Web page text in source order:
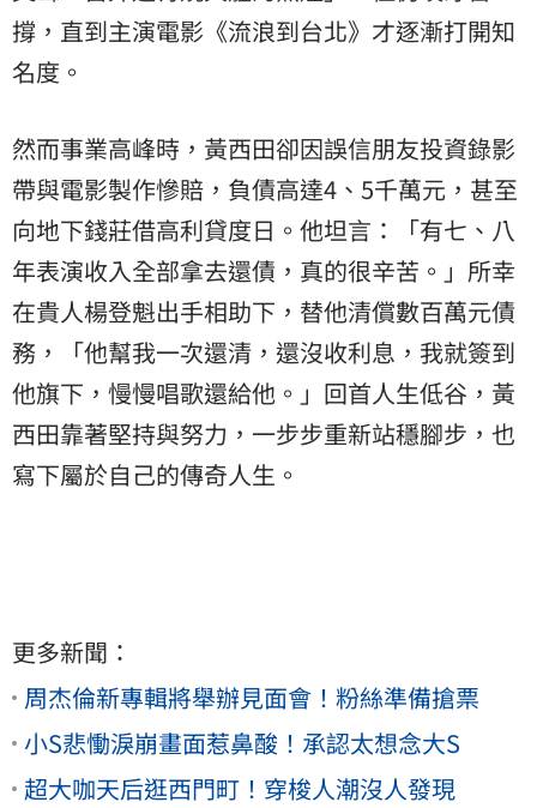
撐，直到主演電影《流浪到台北》才逐漸打開知
名度。
然而事業高峰時，黃西田卻因誤信朋友投資錄影
帶與電影製作慘賠，負債高達4、5千萬元，甚至
向地下錢莊借高利貸度日。他坦言：「有七、八
年表演收入全部拿去還債，真的很辛苦。」所幸
在貴人楊登魁出手相助下，替他清償數百萬元債
務，「他幫我一次還清，還沒收利息，我就簽到
他旗下，慢慢唱歌還給他。」回首人生低谷，黃
西田靠著堅持與努力，一步步重新站穩腳步，也
寫下屬於自己的傳奇人生。
更多新聞：
周杰倫新專輯將舉辦見面會！粉絲準備搶票
小S悲慟淚崩畫面惹鼻酸！承認太想念大S
超大咖天后逛西門町！穿梭人潮沒人發現